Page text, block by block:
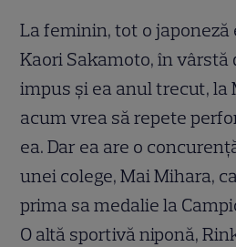
La feminin, tot o japoneză
Kaori Sakamoto, în vârstă
impus şi ea anul trecut, la
acum vrea să repete
ea. Dar ea are o
unei colege, Mai Mihara,
prima sa medalie la
O altă sportivă niponă,